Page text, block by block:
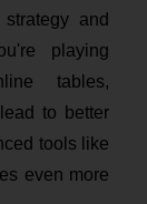
and
playing
tables,
to better
tools like
even more